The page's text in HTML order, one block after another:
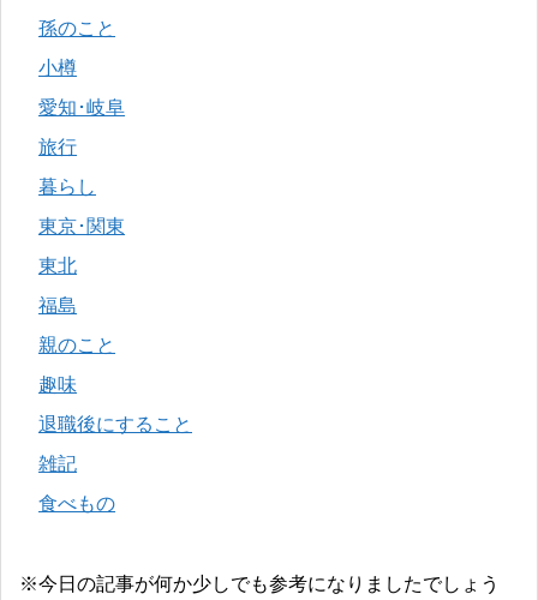
孫のこと
小樽
愛知･岐阜
旅行
暮らし
東京･関東
東北
福島
親のこと
趣味
退職後にすること
雑記
食べもの
※今日の記事が何か少しでも参考になりましたでしょう